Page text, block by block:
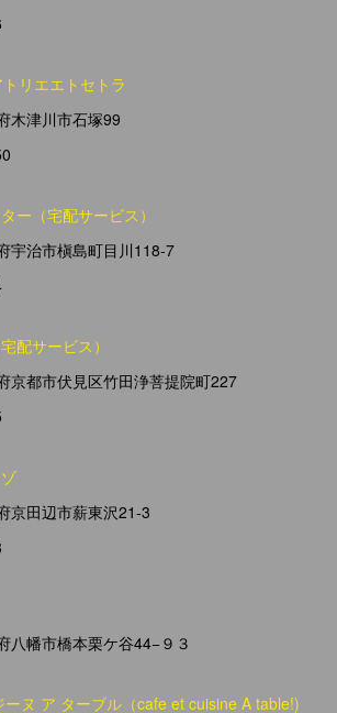
リエエトセトラ
木津川市石塚99
ー（宅配サービス）
宇治市槇島町目川118-7
配サービス）
京都市伏見区竹田浄菩提院町227
京田辺市薪東沢21-3
八幡市橋本栗ケ谷44−９３
ーヌ ア ターブル（cafe et cuisine A table!)